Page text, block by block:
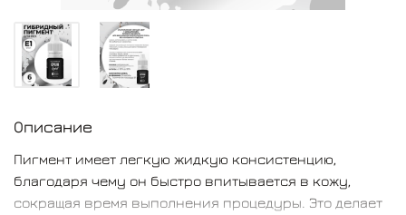
Описание
Пигмент имеет легкую жидкую консистенцию,
благодаря чему он быстро впитывается в кожу,
сокращая время выполнения процедуры. Это делает